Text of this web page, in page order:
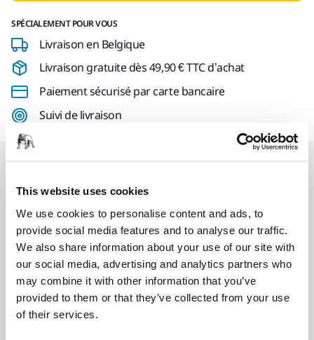
This website uses cookies
We use cookies to personalise content and ads, to
provide social media features and to analyse our traffic.
We also share information about your use of our site with
our social media, advertising and analytics partners who
may combine it with other information that you’ve
provided to them or that they’ve collected from your use
of their services.
SPÉCIALEMENT POUR VOUS
Livraison en Belgique
Livraison gratuite dès 49,90 € TTC d’achat
Paiement sécurisé par carte bancaire
Suivi de livraison
SAV Mirka exclusif
Service client Mirka
Garantie 2 ans + 1 an offert pour les outils
Abrasifs & outils professionnels au service d'une
finition impeccable